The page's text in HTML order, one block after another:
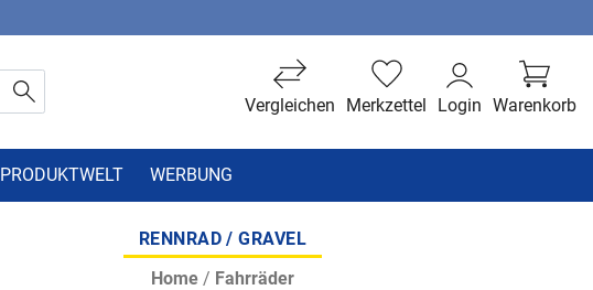
Warenkorb
Login
Merkzettel
Vergleichen
PRODUKTWELT WERBUNG
RENNRAD / GRAVEL
Home / Fahrräder